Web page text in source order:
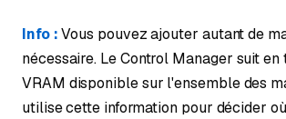
Info :Vous pouvez ajouter autant de
nécessaire. Le Control Manager suit
VRAM disponible sur l'ensemble des
utilise cette information pour décider